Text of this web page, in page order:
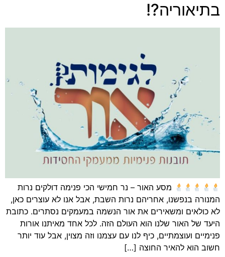
בתיאוריה?!
מסע האור – נר חמישי הכי פנימה דולקים נרות
המנורה בנפשנו, אחריהם נרות השבת, אבל אנו לא עוצרים כאן,
לא כולאים ומשאירים את אור הנשמה במעמקים נסתרים. כתובת
היעד של האור שלנו הוא העולם הזה. לכל אחד מאיתנו אורות
פנימיים ועוצמתיים, כיף לנו עם עצמנו וזה מצוין, אבל עוד יותר
חשוב הוא להאיר החוצה […]